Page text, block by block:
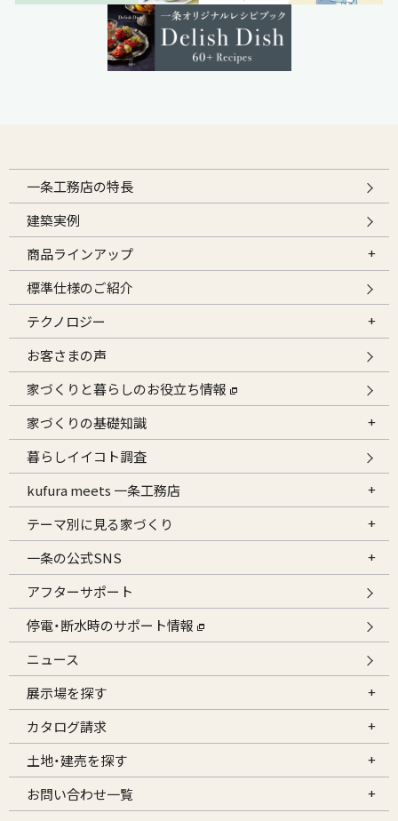
一条工務店の特長
建築実例
商品ラインアップ
標準仕様のご紹介
テクノロジー
お客さまの声
家づくりと暮らしのお役立ち情報
家づくりの基礎知識
暮らしイイコト調査
kufura meets 一条工務店
テーマ別に見る家づくり
一条の公式SNS
アフターサポート
停電・断水時のサポート情報
ニュース
展示場を探す
カタログ請求
土地・建売を探す
お問い合わせ一覧